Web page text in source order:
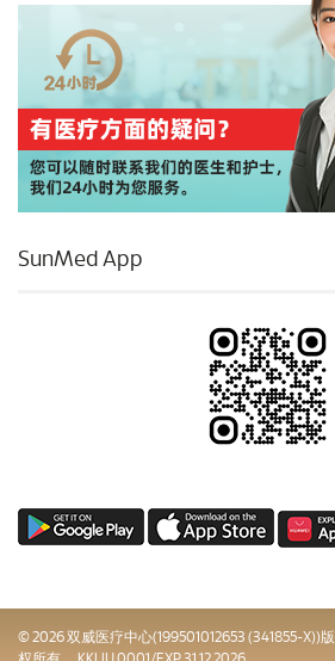
SunMed App
© 2026 双威医疗中心(199501012653 (341855-X))版